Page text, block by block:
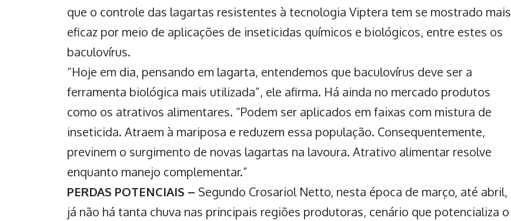
que o controle das lagartas resistentes à tecnologia Viptera tem se mostrado mais
eficaz por meio de aplicações de inseticidas químicos e biológicos, entre estes os
baculovírus.
“Hoje em dia, pensando em lagarta, entendemos que baculovírus deve ser a
ferramenta biológica mais utilizada”, ele afirma. Há ainda no mercado produtos
como os atrativos alimentares. “Podem ser aplicados em faixas com mistura de
inseticida. Atraem à mariposa e reduzem essa população. Consequentemente,
previnem o surgimento de novas lagartas na lavoura. Atrativo alimentar resolve
enquanto manejo complementar.”
PERDAS POTENCIAIS – Segundo Crosariol Netto, nesta época de março, até abril,
já não há tanta chuva nas principais regiões produtoras, cenário que potencializa o